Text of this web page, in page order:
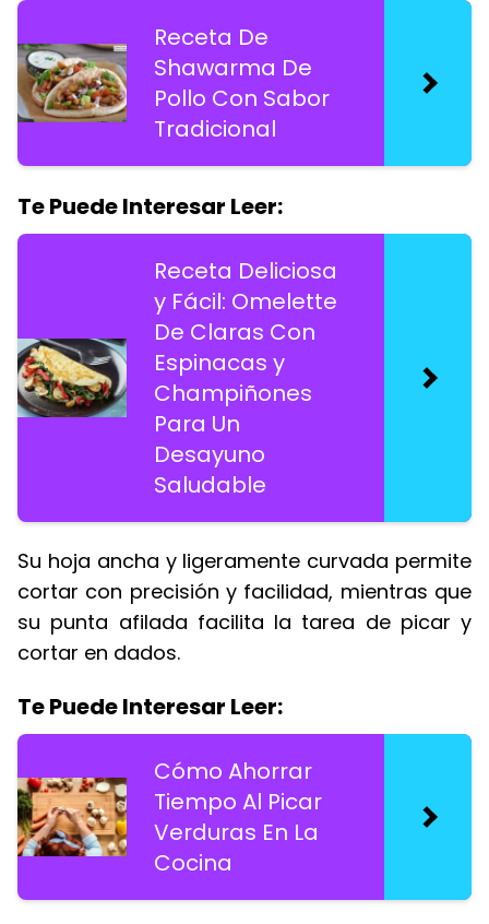
Receta De
Shawarma De
Pollo Con Sabor
Tradicional
Te Puede Interesar Leer:
Receta Deliciosa
y Fácil: Omelette
De Claras Con
Espinacas y
Champiñones
Para Un
Desayuno
Saludable
Su hoja ancha y ligeramente curvada permite
cortar con precisión y facilidad, mientras que
su punta afilada facilita la tarea de picar y
cortar en dados.
Te Puede Interesar Leer:
Cómo Ahorrar
Tiempo Al Picar
Verduras En La
Cocina